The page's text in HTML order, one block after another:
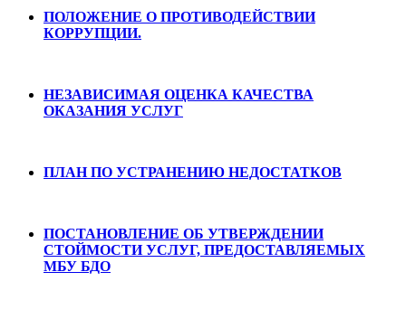
ПОЛОЖЕНИЕ О ПРОТИВОДЕЙСТВИИ
КОРРУПЦИИ.
НЕЗАВИСИМАЯ ОЦЕНКА КАЧЕСТВА
ОКАЗАНИЯ УСЛУГ
ПЛАН ПО УСТРАНЕНИЮ НЕДОСТАТКОВ
ПОСТАНОВЛЕНИЕ ОБ УТВЕРЖДЕНИИ
СТОЙМОСТИ УСЛУГ, ПРЕДОСТАВЛЯЕМЫХ
МБУ БДО